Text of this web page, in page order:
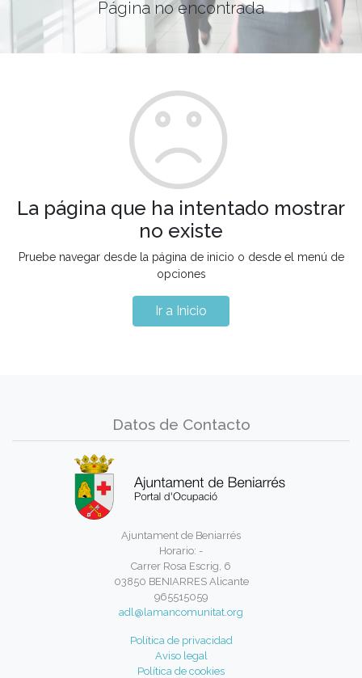
Página no encontrada
La página que ha intentado mostrar
no existe
Pruebe navegar desde la página de inicio o desde el menú de
opciones
Ir a Inicio
Datos de Contacto
Ajuntament de Beniarrés
Horario: -
Carrer Rosa Escrig, 6
03850 BENIARRES Alicante
965515059
adl@lamancomunitat.org
Política de privacidad
Aviso legal
Política de cookies